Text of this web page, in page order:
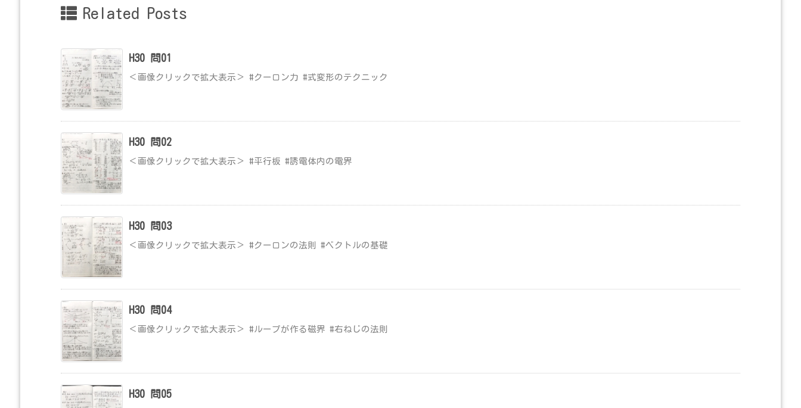
Related Posts
H30 問01
＜画像クリックで拡大表示＞ #クーロン力 #式変形のテクニック
H30 問02
＜画像クリックで拡大表示＞ #平行板 #誘電体内の電界
H30 問03
＜画像クリックで拡大表示＞ #クーロンの法則 #ベクトルの基礎
H30 問04
＜画像クリックで拡大表示＞ #ループが作る磁界 #右ねじの法則
H30 問05